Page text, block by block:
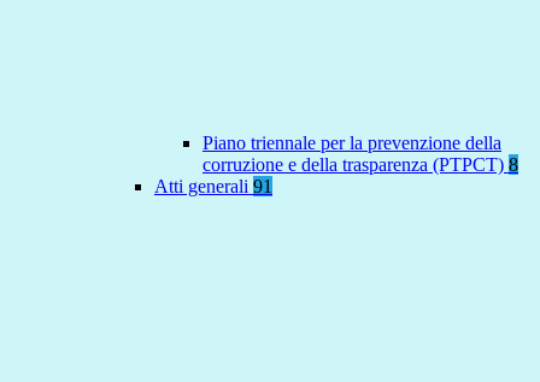
Piano triennale per la prevenzione della
corruzione e della trasparenza (PTPCT) 8
Atti generali 91